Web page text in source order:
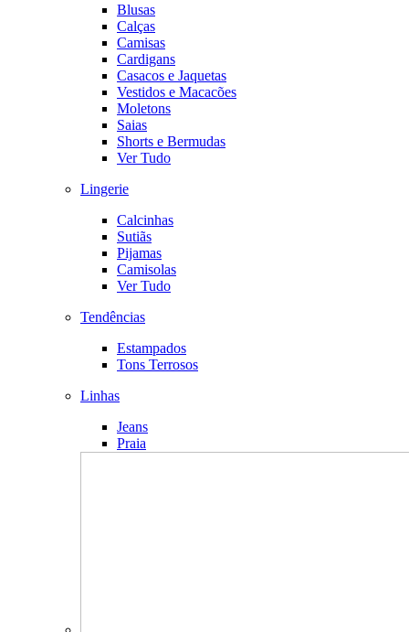
Blusas
Calças
Camisas
Cardigans
Casacos e Jaquetas
Vestidos e Macacões
Moletons
Saias
Shorts e Bermudas
Ver Tudo
Lingerie
Calcinhas
Sutiãs
Pijamas
Camisolas
Ver Tudo
Tendências
Estampados
Tons Terrosos
Linhas
Jeans
Praia